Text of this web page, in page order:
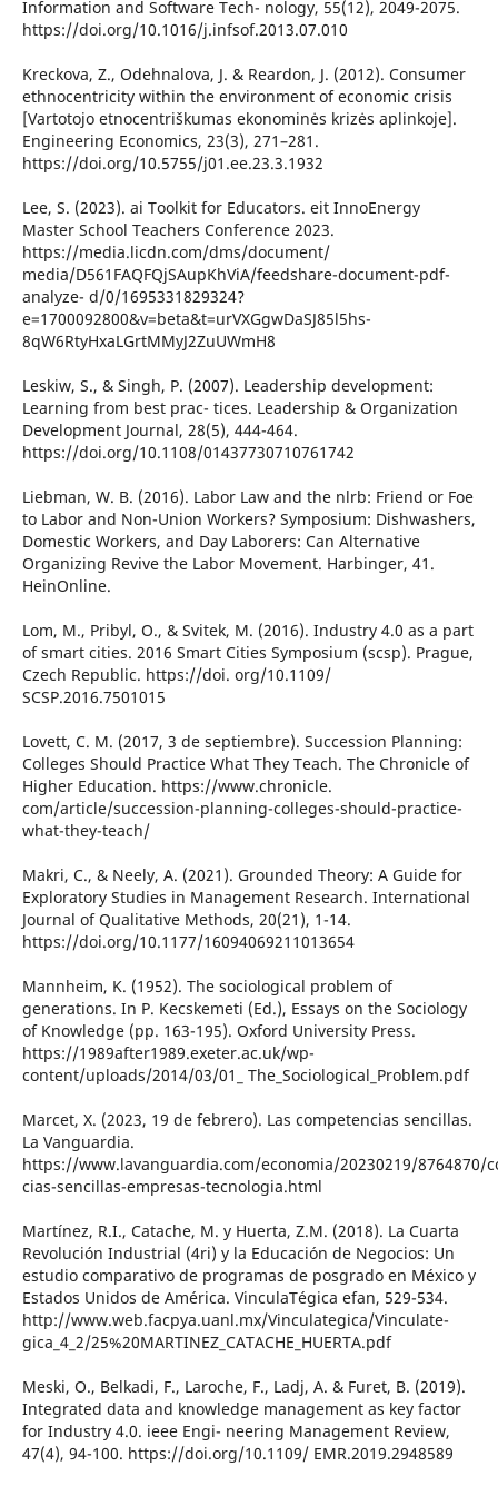
Information and Software Tech- nology, 55(12), 2049-2075.
https://doi.org/10.1016/j.infsof.2013.07.010
Kreckova, Z., Odehnalova, J. & Reardon, J. (2012). Consumer
ethnocentricity within the environment of economic crisis
[Vartotojo etnocentriškumas ekonominės krizės aplinkoje].
Engineering Economics, 23(3), 271–281.
https://doi.org/10.5755/j01.ee.23.3.1932
Lee, S. (2023). ai Toolkit for Educators. eit InnoEnergy
Master School Teachers Conference 2023.
https://media.licdn.com/dms/document/
media/D561FAQFQjSAupKhViA/feedshare-document-pdf-
analyze- d/0/1695331829324?
e=1700092800&v=beta&t=urVXGgwDaSJ85l5hs-
8qW6RtyHxaLGrtMMyJ2ZuUWmH8
Leskiw, S., & Singh, P. (2007). Leadership development:
Learning from best prac- tices. Leadership & Organization
Development Journal, 28(5), 444-464.
https://doi.org/10.1108/01437730710761742
Liebman, W. B. (2016). Labor Law and the nlrb: Friend or Foe
to Labor and Non-Union Workers? Symposium: Dishwashers,
Domestic Workers, and Day Laborers: Can Alternative
Organizing Revive the Labor Movement. Harbinger, 41.
HeinOnline.
Lom, M., Pribyl, O., & Svitek, M. (2016). Industry 4.0 as a part
of smart cities. 2016 Smart Cities Symposium (scsp). Prague,
Czech Republic. https://doi. org/10.1109/
SCSP.2016.7501015
Lovett, C. M. (2017, 3 de septiembre). Succession Planning:
Colleges Should Practice What They Teach. The Chronicle of
Higher Education. https://www.chronicle.
com/article/succession-planning-colleges-should-practice-
what-they-teach/
Makri, C., & Neely, A. (2021). Grounded Theory: A Guide for
Exploratory Studies in Management Research. International
Journal of Qualitative Methods, 20(21), 1-14.
https://doi.org/10.1177/16094069211013654
Mannheim, K. (1952). The sociological problem of
generations. In P. Kecskemeti (Ed.), Essays on the Sociology
of Knowledge (pp. 163-195). Oxford University Press.
https://1989after1989.exeter.ac.uk/wp-
content/uploads/2014/03/01_ The_Sociological_Problem.pdf
Marcet, X. (2023, 19 de febrero). Las competencias sencillas.
La Vanguardia.
https://www.lavanguardia.com/economia/20230219/8764870/
cias-sencillas-empresas-tecnologia.html
Martínez, R.I., Catache, M. y Huerta, Z.M. (2018). La Cuarta
Revolución Industrial (4ri) y la Educación de Negocios: Un
estudio comparativo de programas de posgrado en México y
Estados Unidos de América. VinculaTégica efan, 529-534.
http://www.web.facpya.uanl.mx/Vinculategica/Vinculate-
gica_4_2/25%20MARTINEZ_CATACHE_HUERTA.pdf
Meski, O., Belkadi, F., Laroche, F., Ladj, A. & Furet, B. (2019).
Integrated data and knowledge management as key factor
for Industry 4.0. ieee Engi- neering Management Review,
47(4), 94-100. https://doi.org/10.1109/ EMR.2019.2948589